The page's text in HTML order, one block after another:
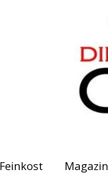
Feinkost Magazin